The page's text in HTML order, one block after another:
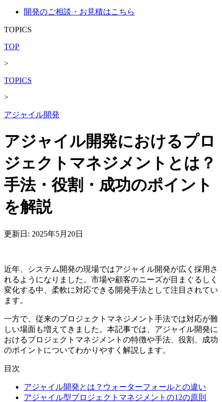
開発のご相談・お見積はこちら
TOPICS
TOP
>
TOPICS
>
アジャイル開発
アジャイル開発におけるプロ
ジェクトマネジメントとは？
手法・役割・成功のポイント
を解説
更新日: 2025年5月20日
近年、システム開発の現場ではアジャイル開発が広く採用さ
れるようになりました。市場や顧客のニーズが目まぐるしく
変化する中、柔軟に対応できる開発手法として注目されてい
ます。
一方で、従来のプロジェクトマネジメント手法では対応が難
しい場面も増えてきました。本記事では、アジャイル開発に
おけるプロジェクトマネジメントの特徴や手法、役割、成功
のポイントについてわかりやすく解説します。
目次
アジャイル開発とは？ウォーターフォールとの違い
アジャイル型プロジェクトマネジメントの12の原則